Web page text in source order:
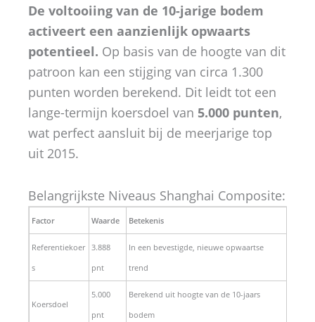
De voltooiing van de 10-jarige bodem
activeert een aanzienlijk opwaarts
potentieel. Op basis van de hoogte van dit
patroon kan een stijging van circa 1.300
punten worden berekend. Dit leidt tot een
lange-termijn koersdoel van 5.000 punten,
wat perfect aansluit bij de meerjarige top
uit 2015.
Belangrijkste Niveaus Shanghai Composite:
Factor Waarde Betekenis
Referentiekoer
s
3.888
pnt
In een bevestigde, nieuwe opwaartse
trend
Koersdoel
5.000
pnt
Berekend uit hoogte van de 10-jaars
bodem